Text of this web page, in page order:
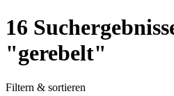
16
"gerebelt"
Filtern & sortieren